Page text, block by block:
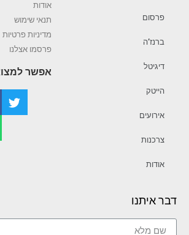
פרסום
ברנז’ה
דיגיטל
הייטק
אירועים
צרכנות
אודות
אודות
תנאי שימוש
מדיניות פרטיות
פרסמו אצלנו
אפשר
דבר איתנו